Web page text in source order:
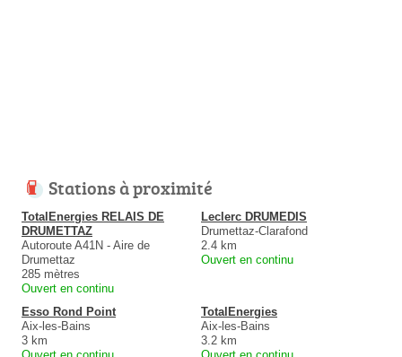
Stations à proximité
TotalEnergies RELAIS DE
DRUMETTAZ
Autoroute A41N - Aire de
Drumettaz
285 mètres
Ouvert en continu
Leclerc DRUMEDIS
Drumettaz-Clarafond
2.4 km
Ouvert en continu
Esso Rond Point
Aix-les-Bains
3 km
TotalEnergies
Aix-les-Bains
3.2 km